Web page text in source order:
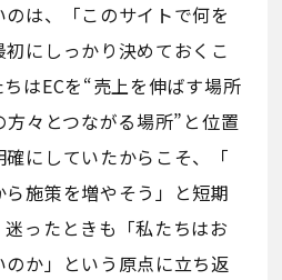
は、「このサイトで何を
にしっかり決めておくこ
はECを“売上を伸ばす場所
々とつながる場所”と位置
にしていたからこそ、「
施策を増やそう」と短期
ったときも「私たちはお
か」という原点に立ち返